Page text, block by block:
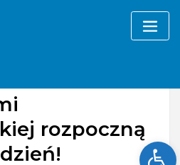
rozpoczną